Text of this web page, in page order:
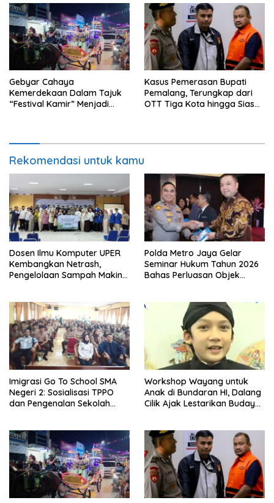
Gebyar Cahaya
Kemerdekaan Dalam Tajuk
“Festival Kamir” Menjadi
Kasus Pemerasan Bupati
Pemalang, Terungkap dari
OTT Tiga Kota hingga Siasat
Rekomendasi untuk kamu
Dosen Ilmu Komputer UPER
Kembangkan Netrash,
Pengelolaan Sampah Makin
Polda Metro Jaya Gelar
Seminar Hukum Tahun 2026
Bahas Perluasan Objek
Imigrasi Go To School SMA
Negeri 2: Sosialisasi TPPO
dan Pengenalan Sekolah
Workshop Wayang untuk
Anak di Bundaran HI, Dalang
Cilik Ajak Lestarikan Budaya